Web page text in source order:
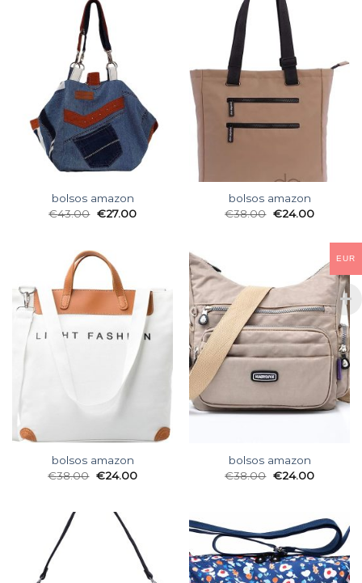
bolsos amazon
€43.00 €27.00
bolsos amazon
€38.00 €24.00
bolsos amazon
€38.00 €24.00
bolsos amazon
€38.00 €24.00
EUR